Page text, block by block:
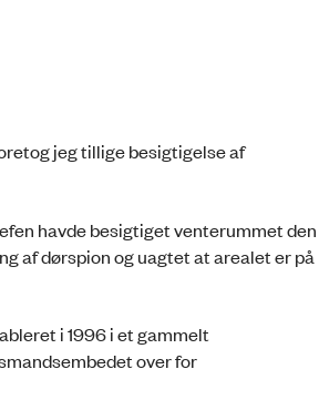
jeg tillige besigtigelse af
havde besigtiget venterummet den
af dørspion og uagtet at arealet er på
i 1996 i et gammelt
over for